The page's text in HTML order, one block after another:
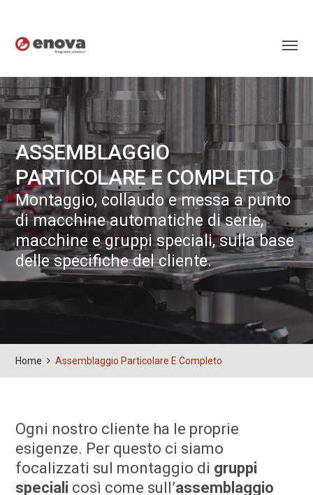
ASSEMBLAGGIO
PARTICOLARE E COMPLETO
Montaggio, collaudo e messa a punto
di macchine automatiche di serie,
macchine e gruppi speciali, sulla base
delle specifiche del cliente.
Home Assemblaggio Particolare E Completo
Ogni nostro cliente ha le proprie
esigenze. Per questo ci siamo
focalizzati sul montaggio di gruppi
speciali così come sull’assemblaggio